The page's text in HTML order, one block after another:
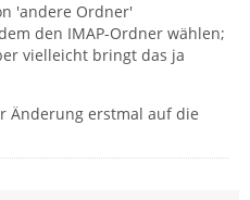
'andere Ordner'
den IMAP-Ordner wählen;
vielleicht bringt das ja
Änderung erstmal auf die